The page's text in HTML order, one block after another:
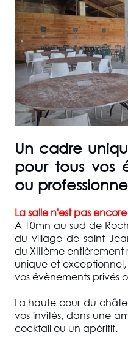
Un cadre
pour tous vos
ou
La salle n'est pas
A 10mn au sud de
du village de saint
du XIIIème
unique et
vos évènements privés
La haute cour du
vos invités, dans une
cocktail ou un apéritif.